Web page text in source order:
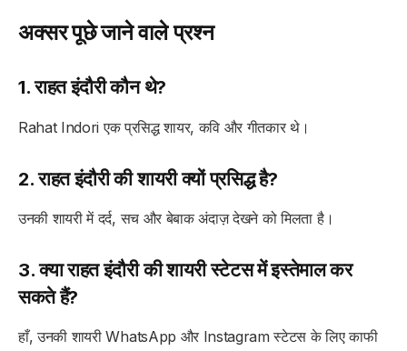
अक्सर पूछे जाने वाले प्रश्न
1. राहत इंदौरी कौन थे?
Rahat Indori एक प्रसिद्ध शायर, कवि और गीतकार थे।
2. राहत इंदौरी की शायरी क्यों प्रसिद्ध है?
उनकी शायरी में दर्द, सच और बेबाक अंदाज़ देखने को मिलता है।
3. क्या राहत इंदौरी की शायरी स्टेटस में इस्तेमाल कर
सकते हैं?
हाँ, उनकी शायरी WhatsApp और Instagram स्टेटस के लिए काफी